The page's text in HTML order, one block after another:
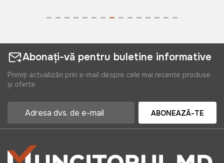
Balansoar RODOS (bej)
1595 lei
Abonați-vă pentru buletine informative
Primiți actualizări prin e-mail despre cele mai recente produse
și oferte
ABONEAZĂ-TE